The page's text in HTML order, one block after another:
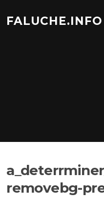
contenu
FALUCHE.INFO
removebg-